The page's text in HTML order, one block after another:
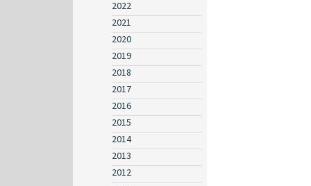
2022
2021
2020
2019
2018
2017
2016
2015
2014
2013
2012